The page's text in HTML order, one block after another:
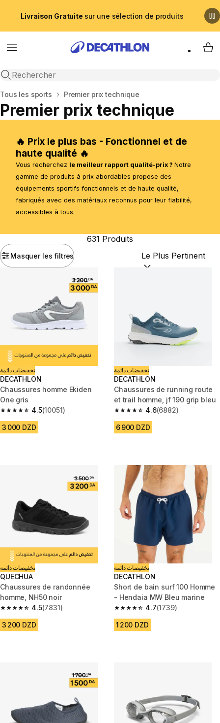
Livraison Gratuite sur une sélection de produits
Menu
Recherche ouverte
My
Accueil
Tous les sports Premier prix technique
Premier prix technique
🔥 Prix le plus bas - Fonctionnel et de
haute qualité 🔥
Vous recherchez le meilleur rapport qualité-prix ? Notre
gamme de produits à prix abordables propose des
équipements sportifs fonctionnels et de haute qualité,
fabriqués avec des matériaux reconnus pour leur fiabilité,
accessibles à tous.
Masquer les filtres
631 Produits
Trier par :(optional)
تخفيضات دائمة
DECATHLON
Chaussures homme Ekiden
One gris
4.5
4.5 out of 5 stars from 10051 reviews
(10051)
3 000 DZD
تخفيضات دائمة
DECATHLON
Chaussures de running route
et trail homme, jf 190 grip bleu
4.6
4.6 out of 5 stars from 6882
(6882)
6 900 DZD
تخفيضات دائمة
QUECHUA
Chaussures de randonnée
homme, NH50 noir
4.5
4.5 out of 5 stars from 7831 reviews
(7831)
3 200 DZD
تخفيضات دائمة
DECATHLON
Short de bain surf 100 Homme
- Hendaia MW Bleu marine
4.7
4.7 out of 5 stars from 1739
(1739)
1 200 DZD